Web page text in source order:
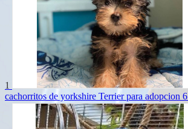
1
cachorritos de yorkshire Terrier para adopcion 6